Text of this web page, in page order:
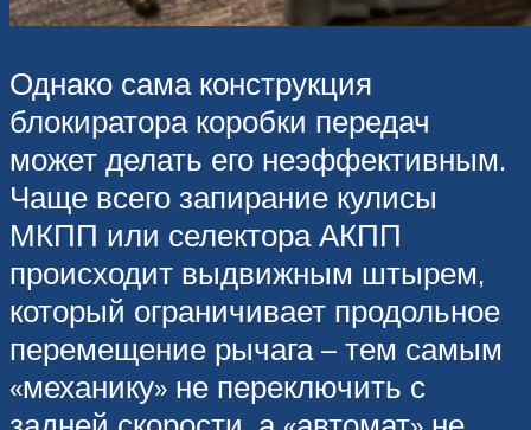
Однако сама конструкция
блокиратора коробки передач
может делать его неэффективным.
Чаще всего запирание кулисы
МКПП или селектора АКПП
происходит выдвижным штырем,
который ограничивает продольное
перемещение рычага – тем самым
«механику» не переключить с